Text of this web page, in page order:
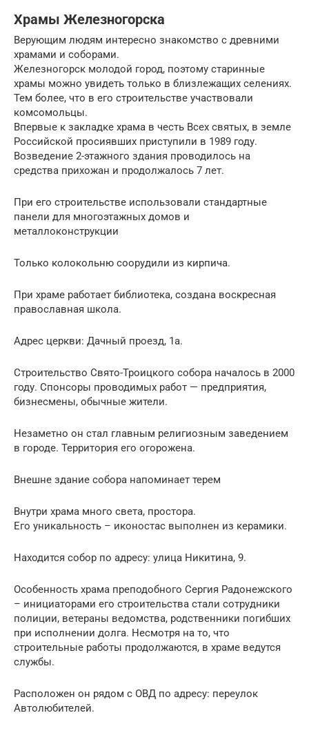
Храмы Железногорска
Верующим людям интересно знакомство с древними
храмами и соборами.
Железногорск молодой город, поэтому старинные
храмы можно увидеть только в близлежащих селениях.
Тем более, что в его строительстве участвовали
комсомольцы.
Впервые к закладке храма в честь Всех святых, в земле
Российской просиявших приступили в 1989 году.
Возведение 2-этажного здания проводилось на
средства прихожан и продолжалось 7 лет.
При его строительстве использовали стандартные
панели для многоэтажных домов и
металлоконструкции
Только колокольню соорудили из кирпича.
При храме работает библиотека, создана воскресная
православная школа.
Адрес церкви: Дачный проезд, 1а.
Строительство Свято-Троицкого собора началось в 2000
году. Спонсоры проводимых работ — предприятия,
бизнесмены, обычные жители.
Незаметно он стал главным религиозным заведением
в городе. Территория его огорожена.
Внешне здание собора напоминает терем
Внутри храма много света, простора.
Его уникальность – иконостас выполнен из керамики.
Находится собор по адресу: улица Никитина, 9.
Особенность храма преподобного Сергия Радонежского
– инициаторами его строительства стали сотрудники
полиции, ветераны ведомства, родственники погибших
при исполнении долга. Несмотря на то, что
строительные работы продолжаются, в храме ведутся
службы.
Расположен он рядом с ОВД по адресу: переулок
Автолюбителей.